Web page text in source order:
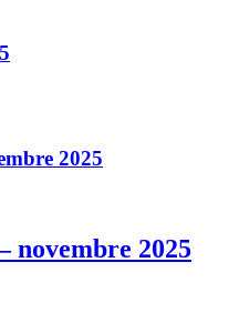
2025
novembre 2025